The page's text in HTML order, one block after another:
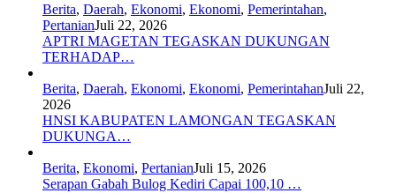
Berita, Daerah, Ekonomi, Ekonomi, Pemerintahan,
PertanianJuli 22, 2026
APTRI MAGETAN TEGASKAN DUKUNGAN
TERHADAP…
Berita, Daerah, Ekonomi, Ekonomi, PemerintahanJuli 22,
2026
HNSI KABUPATEN LAMONGAN TEGASKAN
DUKUNGA…
Berita, Ekonomi, PertanianJuli 15, 2026
Serapan Gabah Bulog Kediri Capai 100,10 …